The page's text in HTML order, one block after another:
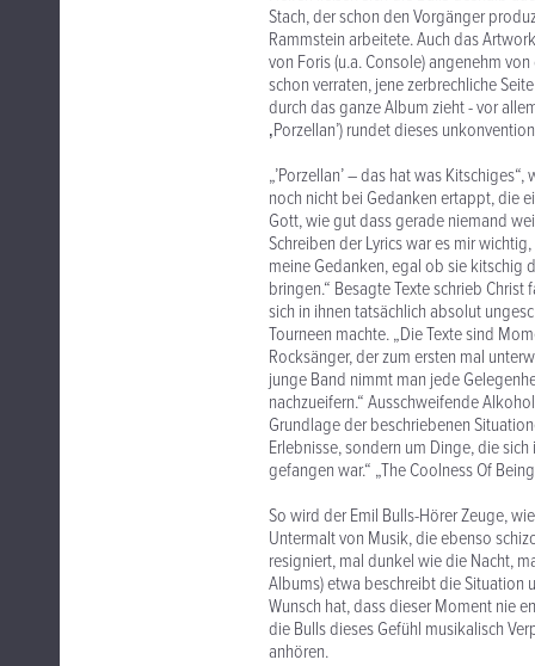
Stach, der schon den Vorgänger
Rammstein arbeitete. Auch das
von Foris (u.a. Console) angenehm
schon verraten, jene zerbrechliche
durch das ganze Album zieht - vor
‚Porzellan’) rundet dieses
„’Porzellan’ – das hat was
noch nicht bei Gedanken ertappt, die
Gott, wie gut dass gerade niemand
Schreiben der Lyrics war es mir
meine Gedanken, egal ob sie kitschig
bringen.“ Besagte Texte schrieb
sich in ihnen tatsächlich absolut
Tourneen machte. „Die Texte sind
Rocksänger, der zum ersten mal
junge Band nimmt man jede
nachzueifern.“ Ausschweifende
Grundlage der beschriebenen
Erlebnisse, sondern um Dinge, die
gefangen war.“ „The Coolness Of
So wird der Emil Bulls-Hörer Zeuge,
Untermalt von Musik, die ebenso
resigniert, mal dunkel wie die Nacht,
Albums) etwa beschreibt die Situation
Wunsch hat, dass dieser Moment nie
die Bulls dieses Gefühl musikalisch
anhören.